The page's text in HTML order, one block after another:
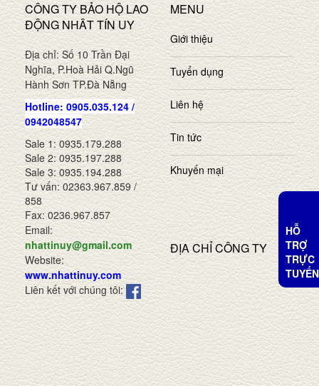
CÔNG TY BẢO HỘ LAO
ĐỘNG NHÂT TÍN UY
Địa chỉ: Số 10 Trần Đại
Nghĩa, P.Hoà Hải Q.Ngũ
Hành Sơn TP.Đà Nẵng
Hotline: 0905.035.124 /
0942048547
Sale 1: 0935.179.288
Sale 2: 0935.197.288
Sale 3: 0935.194.288
Tư vấn: 02363.967.859 /
858
Fax: 0236.967.857
Email:
nhattinuy@gmail.com
Website:
www.nhattinuy.com
Liên kết với chúng tôi:
MENU
Giới thiệu
Tuyển dụng
Liên hệ
Tin tức
Khuyến mại
ĐỊA CHỈ CÔNG TY
HỖ
TRỢ
TRỰC
TUYẾN